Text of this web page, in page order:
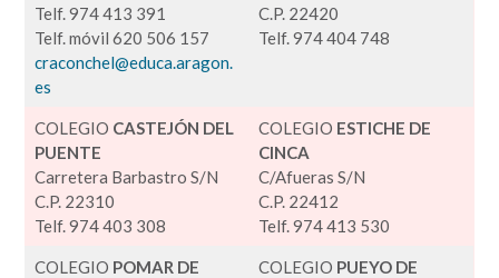
Telf. 974 413 391
Telf. móvil 620 506 157
craconchel@educa.aragon.
es
C.P. 22420
Telf. 974 404 748
COLEGIO CASTEJÓN DEL
PUENTE
Carretera Barbastro S/N
C.P. 22310
Telf. 974 403 308
COLEGIO ESTICHE DE
CINCA
C/Afueras S/N
C.P. 22412
Telf. 974 413 530
COLEGIO POMAR DE
COLEGIO PUEYO DE